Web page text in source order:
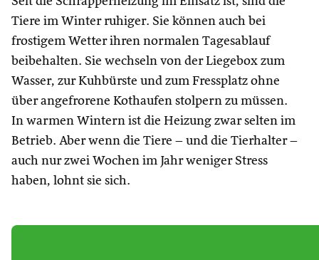
Tiere im Winter ruhiger. Sie können auch bei
frostigem Wetter ihren normalen Tagesablauf
beibehalten. Sie wechseln von der Liegebox zum
Wasser, zur Kuhbürste und zum Fressplatz ohne
über angefrorene Kothaufen stolpern zu müssen.
In warmen Wintern ist die Heizung zwar selten im
Betrieb. Aber wenn die Tiere – und die Tierhalter –
auch nur zwei Wochen im Jahr weniger Stress
haben, lohnt sie sich.